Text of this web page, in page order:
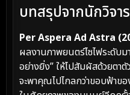
บทสรุปจากนักวิจ
Per Aspera Ad Astra
ผลงานภาพยนตร์ไซไฟระดับ
อย่างยิ่ง” ให้ไปสัมผัสด้วยต
จะพาคุณไปไกลกว่าขอบฟ้าข